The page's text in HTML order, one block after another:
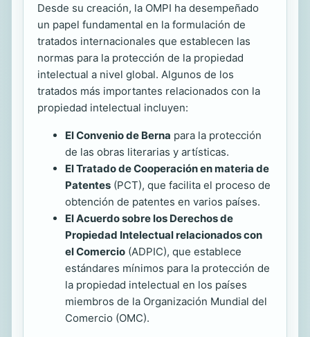
Desde su creación, la OMPI ha desempeñado
un papel fundamental en la formulación de
tratados internacionales que establecen las
normas para la protección de la propiedad
intelectual a nivel global. Algunos de los
tratados más importantes relacionados con la
propiedad intelectual incluyen:
El Convenio de Berna para la protección
de las obras literarias y artísticas.
El Tratado de Cooperación en materia de
Patentes (PCT), que facilita el proceso de
obtención de patentes en varios países.
El Acuerdo sobre los Derechos de
Propiedad Intelectual relacionados con
el Comercio (ADPIC), que establece
estándares mínimos para la protección de
la propiedad intelectual en los países
miembros de la Organización Mundial del
Comercio (OMC).